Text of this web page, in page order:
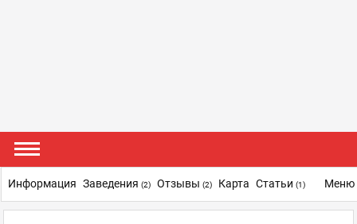
Информация Заведения (2) Отзывы (2) Карта Статьи (1) Меню